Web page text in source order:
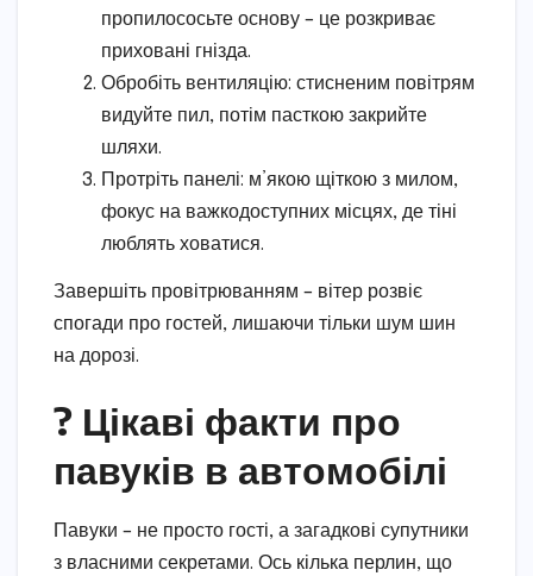
пропилососьте основу – це розкриває
приховані гнізда.
Обробіть вентиляцію: стисненим повітрям
видуйте пил, потім пасткою закрийте
шляхи.
Протріть панелі: м’якою щіткою з милом,
фокус на важкодоступних місцях, де тіні
люблять ховатися.
Завершіть провітрюванням – вітер розвіє
спогади про гостей, лишаючи тільки шум шин
на дорозі.
? Цікаві факти про
павуків в автомобілі
Павуки – не просто гості, а загадкові супутники
з власними секретами. Ось кілька перлин, що